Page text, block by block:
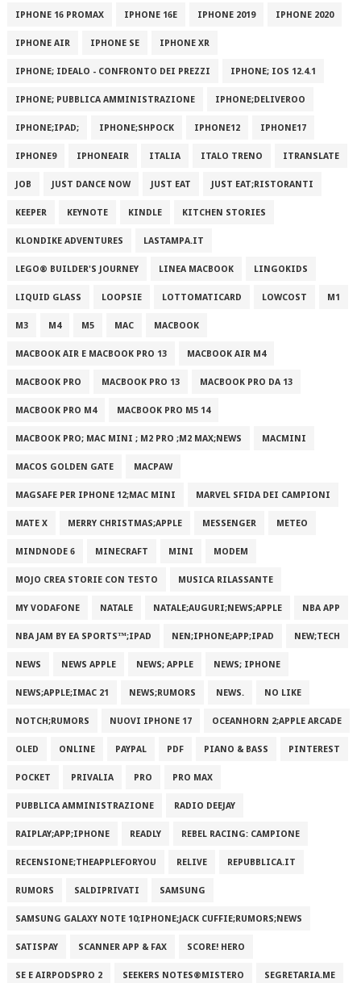
IPHONE 16 PROMAX IPHONE 16E IPHONE 2019 IPHONE 2020
IPHONE AIR IPHONE SE IPHONE XR
IPHONE; IDEALO - CONFRONTO DEI PREZZI IPHONE; IOS 12.4.1
IPHONE; PUBBLICA AMMINISTRAZIONE IPHONE;DELIVEROO
IPHONE;IPAD; IPHONE;SHPOCK IPHONE12 IPHONE17
IPHONE9 IPHONEAIR ITALIA ITALO TRENO ITRANSLATE
JOB JUST DANCE NOW JUST EAT JUST EAT;RISTORANTI
KEEPER KEYNOTE KINDLE KITCHEN STORIES
KLONDIKE ADVENTURES LASTAMPA.IT
LEGO® BUILDER'S JOURNEY LINEA MACBOOK LINGOKIDS
LIQUID GLASS LOOPSIE LOTTOMATICARD LOWCOST M1
M3 M4 M5 MAC MACBOOK
MACBOOK AIR E MACBOOK PRO 13 MACBOOK AIR M4
MACBOOK PRO MACBOOK PRO 13 MACBOOK PRO DA 13
MACBOOK PRO M4 MACBOOK PRO M5 14
MACBOOK PRO; MAC MINI ; M2 PRO ;M2 MAX;NEWS MACMINI
MACOS GOLDEN GATE MACPAW
MAGSAFE PER IPHONE 12;MAC MINI MARVEL SFIDA DEI CAMPIONI
MATE X MERRY CHRISTMAS;APPLE MESSENGER METEO
MINDNODE 6 MINECRAFT MINI MODEM
MOJO CREA STORIE CON TESTO MUSICA RILASSANTE
MY VODAFONE NATALE NATALE;AUGURI;NEWS;APPLE NBA APP
NBA JAM BY EA SPORTS™;IPAD NEN;IPHONE;APP;IPAD NEW;TECH
NEWS NEWS APPLE NEWS; APPLE NEWS; IPHONE
NEWS;APPLE;IMAC 21 NEWS;RUMORS NEWS. NO LIKE
NOTCH;RUMORS NUOVI IPHONE 17 OCEANHORN 2;APPLE ARCADE
OLED ONLINE PAYPAL PDF PIANO & BASS PINTEREST
POCKET PRIVALIA PRO PRO MAX
PUBBLICA AMMINISTRAZIONE RADIO DEEJAY
RAIPLAY;APP;IPHONE READLY REBEL RACING: CAMPIONE
RECENSIONE;THEAPPLEFORYOU RELIVE REPUBBLICA.IT
RUMORS SALDIPRIVATI SAMSUNG
SAMSUNG GALAXY NOTE 10;IPHONE;JACK CUFFIE;RUMORS;NEWS
SATISPAY SCANNER APP & FAX SCORE! HERO
SE E AIRPODSPRO 2 SEEKERS NOTES®MISTERO SEGRETARIA.ME